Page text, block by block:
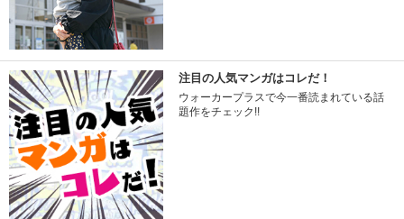
注目の人気マンガはコレだ！
ウォーカープラスで今一番読まれている話
題作をチェック!!